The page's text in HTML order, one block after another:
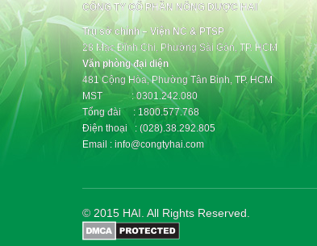
CÔNG TY CỔ PHẦN NÔNG DƯỢC HAI
Trụ sở chính – Viện NC & PTSP
28 Mạc Đĩnh Chi, Phường Sài Gòn, TP. HCM
Văn phòng đại diện
481 Cộng Hòa, Phường Tân Bình, TP. HCM
MST : 0301.242.080
Tổng đài : 1800.577.768
Điện thoại : (028).38.292.805
Email : info@congtyhai.com
© 2015 HAI. All Rights Reserved.